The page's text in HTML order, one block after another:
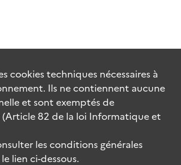
cookiestechniques nécessaires à
Ils ne contiennent aucune
et sont exemptés de
82 de la loi Informatique et
les conditions générales
lien ci-dessous.